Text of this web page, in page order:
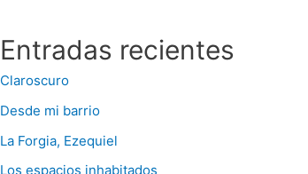
Entradas recientes
Claroscuro
Desde mi barrio
La Forgia, Ezequiel
Los espacios inhabitados